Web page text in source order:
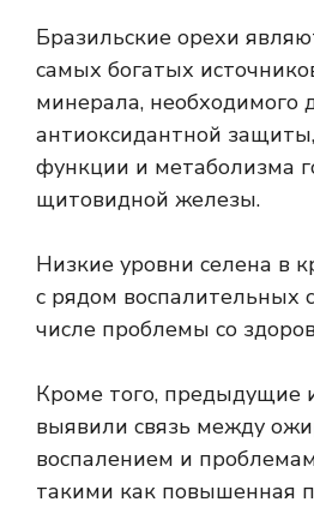
Бразильские орехи
самых богатых
минерала, необходимого
антиоксидантной
функции и метаболизма
щитовидной железы.
Низкие уровни селена в
с рядом воспалительных
числе проблемы со
Кроме того, предыдущие
выявили связь между
воспалением и
такими как повышенная